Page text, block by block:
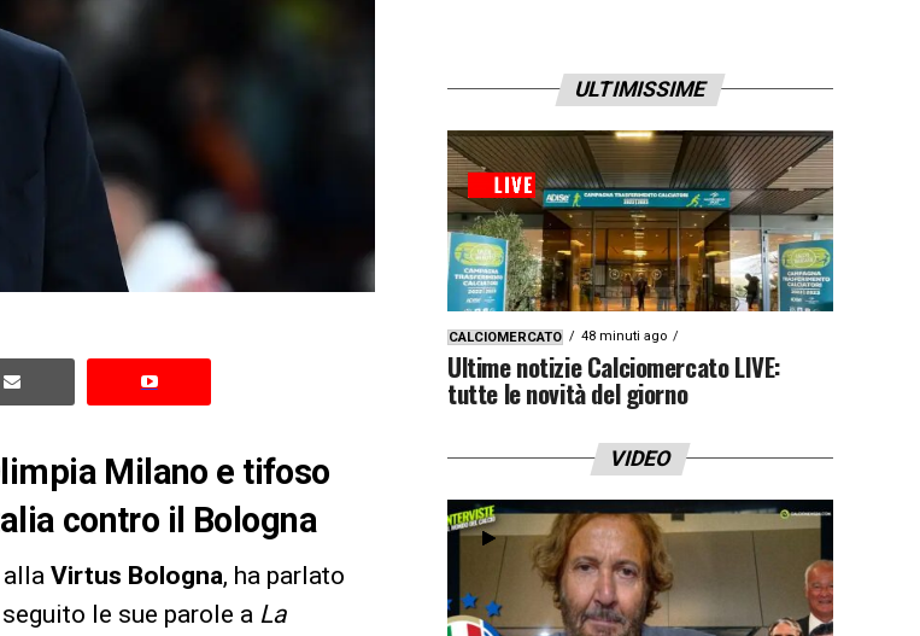
Milano e tifoso
contro il Bologna
Virtus Bologna, ha parlato
le sue parole a La
ULTIMISSIME
CALCIOMERCATO 48 minuti ago
Ultime notizie Calciomercato LIVE:
tutte le novità del giorno
VIDEO